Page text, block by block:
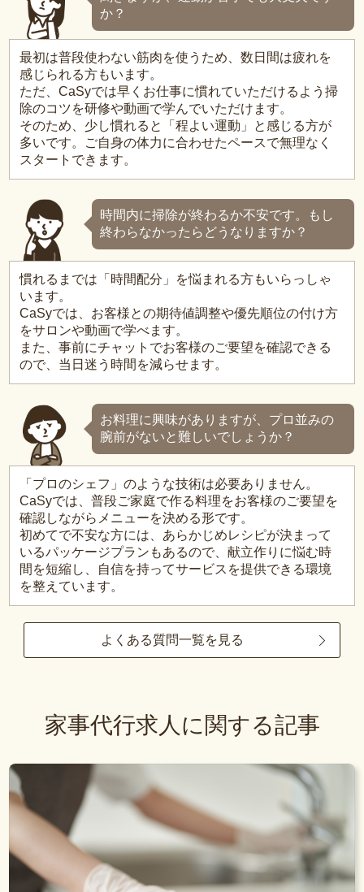
か？
最初は普段使わない筋肉を使うため、数日間は疲れを
感じられる方もいます。
ただ、CaSyでは早くお仕事に慣れていただけるよう掃
除のコツを研修や動画で学んでいただけます。
そのため、少し慣れると「程よい運動」と感じる方が
多いです。ご自身の体力に合わせたペースで無理なく
スタートできます。
時間内に掃除が終わるか不安です。もし
終わらなかったらどうなりますか？
慣れるまでは「時間配分」を悩まれる方もいらっしゃ
います。
CaSyでは、お客様との期待値調整や優先順位の付け方
をサロンや動画で学べます。
また、事前にチャットでお客様のご要望を確認できる
ので、当日迷う時間を減らせます。
お料理に興味がありますが、プロ並みの
腕前がないと難しいでしょうか？
「プロのシェフ」のような技術は必要ありません。
CaSyでは、普段ご家庭で作る料理をお客様のご要望を
確認しながらメニューを決める形です。
初めてで不安な方には、あらかじめレシピが決まって
いるパッケージプランもあるので、献立作りに悩む時
間を短縮し、自信を持ってサービスを提供できる環境
を整えています。
よくある質問一覧を見る
家事代行求人に関する記事